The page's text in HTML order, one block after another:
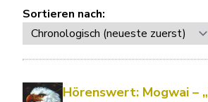
Sortieren nach:
Hörenswert: Mogwai –